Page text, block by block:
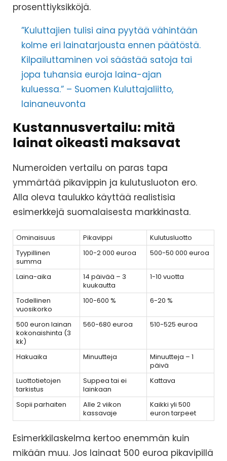
prosenttiyksikköjä.
”Kuluttajien tulisi aina pyytää vähintään
kolme eri lainatarjousta ennen päätöstä.
Kilpailuttaminen voi säästää satoja tai
jopa tuhansia euroja laina-ajan
kuluessa.” – Suomen Kuluttajaliitto,
lainaneuvonta
Kustannusvertailu: mitä
lainat oikeasti maksavat
Numeroiden vertailu on paras tapa
ymmärtää pikavippin ja kulutusluoton ero.
Alla oleva taulukko käyttää realistisia
esimerkkejä suomalaisesta markkinasta.
Ominaisuus Pikavippi
Kulutusluotto
Tyypillinen
summa
100-2 000 euroa 500-50 000 euroa
Laina-aika
14 päivää – 3
kuukautta
1-10 vuotta
Todellinen
vuosikorko
100-600 % 6-20 %
500 euron lainan
kokonaishinta (3
kk)
560-680 euroa 510-525 euroa
Hakuaika Minuutteja
Minuutteja – 1
päivä
Luottotietojen
tarkistus
Suppea tai ei
lainkaan
Kattava
Sopii parhaiten
Alle 2 viikon
kassavaje
Kaikki yli 500
euron tarpeet
Esimerkkilaskelma kertoo enemmän kuin
mikään muu. Jos lainaat 500 euroa pikavipillä